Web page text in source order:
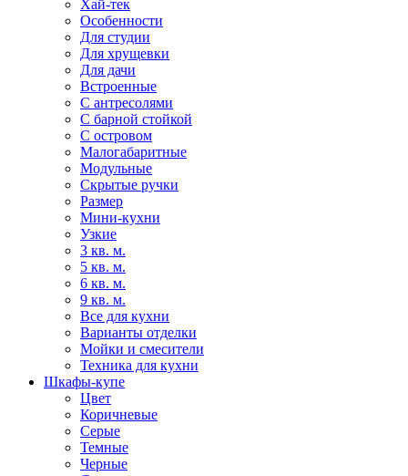
Хай-тек
Особенности
Для студии
Для хрущевки
Для дачи
Встроенные
С антресолями
С барной стойкой
С островом
Малогабаритные
Модульные
Скрытые ручки
Размер
Мини-кухни
Узкие
3 кв. м.
5 кв. м.
6 кв. м.
9 кв. м.
Все для кухни
Варианты отделки
Мойки и смесители
Техника для кухни
Шкафы-купе
Цвет
Коричневые
Серые
Темные
Черные